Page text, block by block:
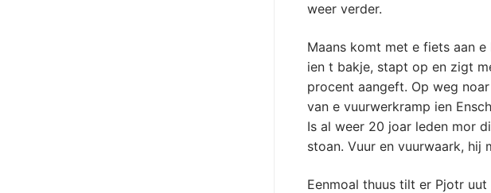
weer verder.
Maans komt met e fiets aan
ien t bakje, stapt op en zigt
procent aangeft. Op weg
van e vuurwerkramp ien
Is al weer 20 joar leden mor
stoan. Vuur en vuurwaark, hij
Eenmoal thuus tilt er Pjotr